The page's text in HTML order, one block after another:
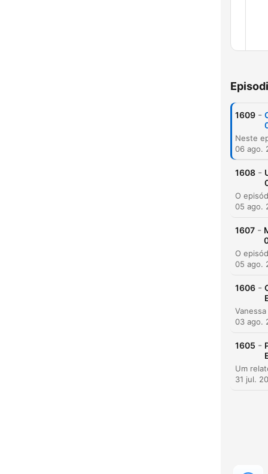
1609 -
06 ago.
1608 -
05 ago.
1607 -
05 ago.
1606 -
03 ago.
1605 -
31 jul.